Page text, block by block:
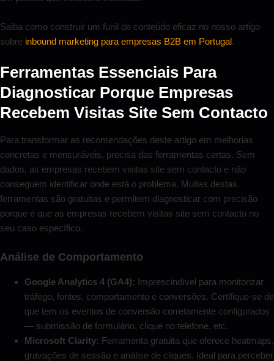
Saiba como construir um funil de conteúdo eficaz no nosso artigo
sobre inbound marketing para empresas B2B em Portugal.
Ferramentas Essenciais Para
Diagnosticar Porque Empresas
Recebem Visitas Site Sem Contacto
Para transformar as recomendações deste artigo em melhorias
concretas e mensuráveis, precisa das ferramentas certas. Sem
dados, as empresas recebem visitas site sem contacto e não
conseguem identificar onde está o problema. Muitas destas
ferramentas são gratuitas e permitem diagnosticar com precisão
porque é que as empresas recebem visitas site sem contacto no
seu caso específico.
Análise de Comportamento
Google Analytics 4 (GA4): Imprescindível para monitorizar
tráfego, fontes, comportamento e conversões. Certifique-se de
que tem os eventos de conversão corretamente configurados
— submissão de formulário, clique no telefone, etc.
Microsoft Clarity: Ferramenta gratuita que oferece heatmaps,
gravações de sessão e análise de cliques. Ideal para perceber